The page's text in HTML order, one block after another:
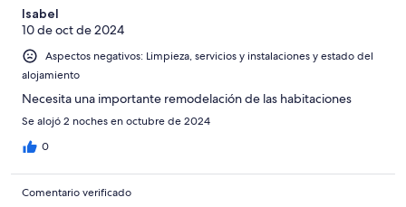
Isabel
10 de oct de 2024
Aspectos negativos: Limpieza, servicios y instalaciones y estado del
alojamiento
Necesita una importante remodelación de las habitaciones
Se alojó 2 noches en octubre de 2024
0
Comentario verificado